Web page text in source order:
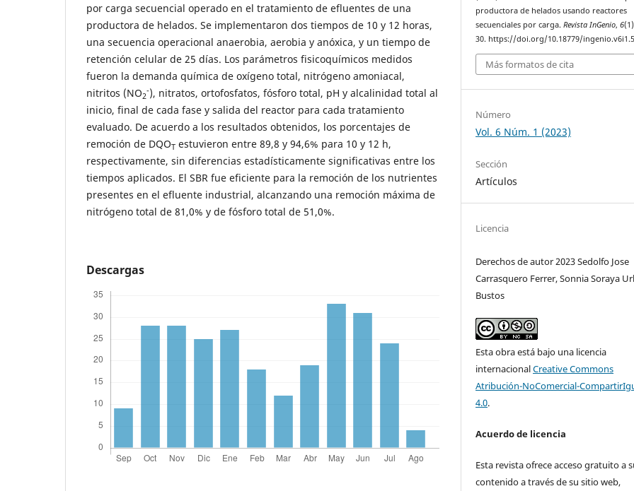
por carga secuencial operado en el tratamiento de efluentes de una
productora de helados. Se implementaron dos tiempos de 10 y 12 horas,
una secuencia operacional anaerobia, aerobia y anóxica, y un tiempo de
retención celular de 25 días. Los parámetros fisicoquímicos medidos
fueron la demanda química de oxígeno total, nitrógeno amoniacal,
nitritos (NO2
-), nitratos, ortofosfatos, fósforo total, pH y alcalinidad total al
inicio, final de cada fase y salida del reactor para cada tratamiento
evaluado. De acuerdo a los resultados obtenidos, los porcentajes de
remoción de DQOT estuvieron entre 89,8 y 94,6% para 10 y 12 h,
respectivamente, sin diferencias estadísticamente significativas entre los
tiempos aplicados. El SBR fue eficiente para la remoción de los nutrientes
presentes en el efluente industrial, alcanzando una remoción máxima de
nitrógeno total de 81,0% y de fósforo total de 51,0%.
Descargas
productora de helados usando reactores
secuenciales por carga.Revista InGenio,6
30. https://doi.org/10.18779/
Más formatos de cita
Número
Vol. 6 Núm. 1 (2023)
Sección
Artículos
Licencia
Derechos de autor 2023 Sedolfo Jose
Carrasquero Ferrer, Sonnia Soraya
Bustos
Esta obra está bajo una licencia
internacionalCreative Commons
Atribución-NoComercial-
4.0.
Acuerdo de licencia
Esta revista ofrece acceso gratuito a
contenido a través de su sitio web,